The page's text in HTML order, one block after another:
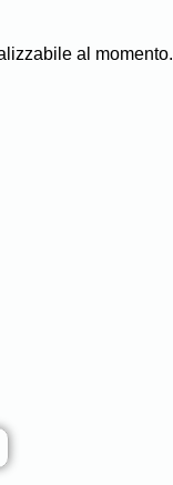
al momento.